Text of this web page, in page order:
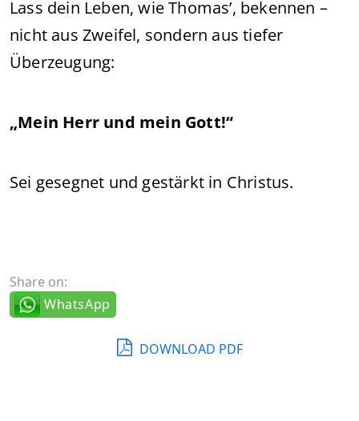
Lass dein Leben, wie Thomas’, bekennen –
nicht aus Zweifel, sondern aus tiefer
Überzeugung:
„Mein Herr und mein Gott!“
Sei gesegnet und gestärkt in Christus.
Share on:
WhatsApp
DOWNLOAD PDF